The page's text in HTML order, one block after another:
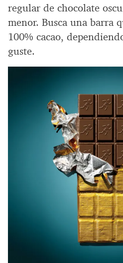
regular de chocolate
menor. Busca una barra
100% cacao,
guste.